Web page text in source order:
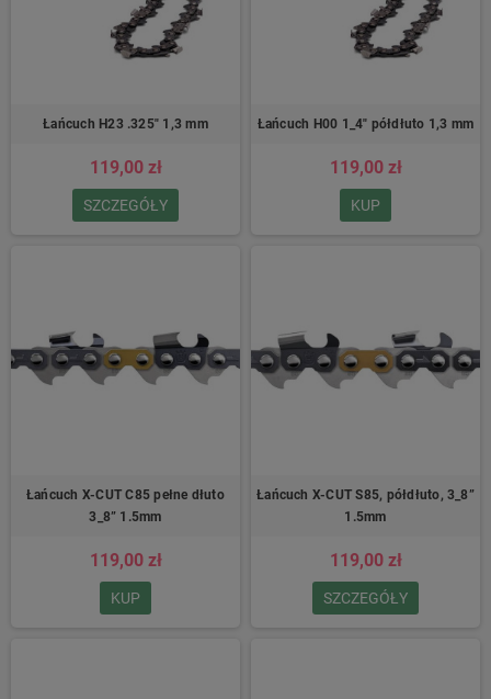
Łańcuch H23 .325″ 1,3 mm
119,00 zł
SZCZEGÓŁY
Łańcuch H00 1_4″ półdłuto 1,3 mm
119,00 zł
KUP
Łańcuch X-CUT C85 pełne dłuto
3_8” 1.5mm
119,00 zł
KUP
Łańcuch X-CUT S85, półdłuto, 3_8”
1.5mm
119,00 zł
SZCZEGÓŁY